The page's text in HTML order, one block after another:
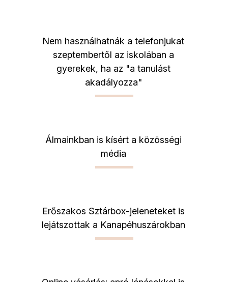
Nem használhatnák a telefonjukat
szeptembertől az iskolában a
gyerekek, ha az "a tanulást
akadályozza"
Álmainkban is kísért a közösségi
média
Erőszakos Sztárbox-jeleneteket is
lejátszottak a Kanapéhuszárokban